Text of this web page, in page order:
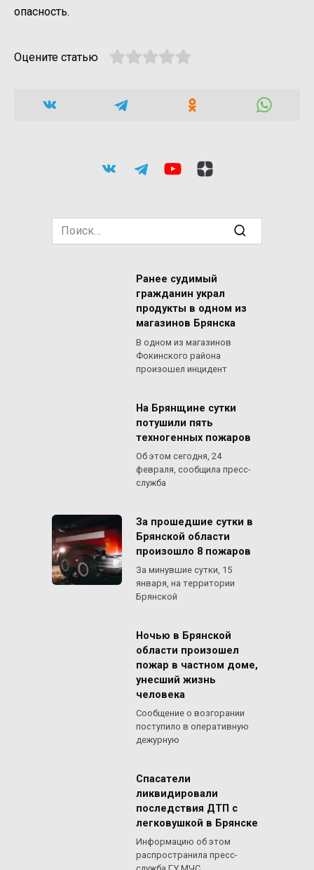
опасность.
Оцените статью
Search
for:
Ранее судимый
гражданин украл
продукты в одном из
магазинов Брянска
В одном из магазинов
Фокинского района
произошел инцидент
На Брянщине сутки
потушили пять
техногенных пожаров
Об этом сегодня, 24
февраля, сообщила пресс-
служба
За прошедшие сутки в
Брянской области
произошло 8 пожаров
За минувшие сутки, 15
января, на территории
Брянской
Ночью в Брянской
области произошел
пожар в частном доме,
унесший жизнь
человека
Сообщение о возгорании
поступило в оперативную
дежурную
Спасатели
ликвидировали
последствия ДТП с
легковушкой в Брянске
Информацию об этом
распространила пресс-